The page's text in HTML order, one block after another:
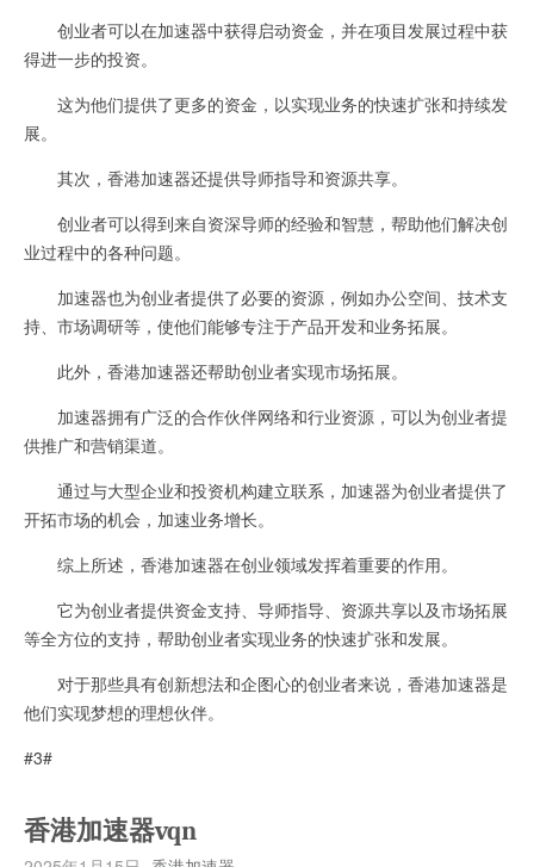
创业者可以在加速器中获得启动资金，并在项目发展过程中获
得进一步的投资。
这为他们提供了更多的资金，以实现业务的快速扩张和持续发
展。
其次，香港加速器还提供导师指导和资源共享。
创业者可以得到来自资深导师的经验和智慧，帮助他们解决创
业过程中的各种问题。
加速器也为创业者提供了必要的资源，例如办公空间、技术支
持、市场调研等，使他们能够专注于产品开发和业务拓展。
此外，香港加速器还帮助创业者实现市场拓展。
加速器拥有广泛的合作伙伴网络和行业资源，可以为创业者提
供推广和营销渠道。
通过与大型企业和投资机构建立联系，加速器为创业者提供了
开拓市场的机会，加速业务增长。
综上所述，香港加速器在创业领域发挥着重要的作用。
它为创业者提供资金支持、导师指导、资源共享以及市场拓展
等全方位的支持，帮助创业者实现业务的快速扩张和发展。
对于那些具有创新想法和企图心的创业者来说，香港加速器是
他们实现梦想的理想伙伴。
#3#
香港加速器vqn